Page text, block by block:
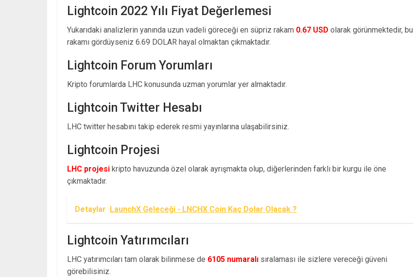
Lightcoin 2022 Yılı Fiyat Değerlemesi
Yukarıdaki analizlerin yanında uzun vadeli göreceği en süpriz rakam 0.67 USD olarak görünmektedir, bu
rakamı gördüyseniz 6.69 DOLAR hayal olmaktan çıkmaktadır.
Lightcoin Forum Yorumları
Kripto forumlarda LHC konusunda uzman yorumlar yer almaktadır.
Lightcoin Twitter Hesabı
LHC twitter hesabını takip ederek resmi yayınlarına ulaşabilirsiniz.
Lightcoin Projesi
LHC projesi kripto havuzunda özel olarak ayrışmakta olup, diğerlerinden farklı bir kurgu ile öne
çıkmaktadır.
Detaylar LaunchX Geleceği - LNCHX Coin Kaç Dolar Olacak ?
Lightcoin Yatırımcıları
LHC yatırımcıları tam olarak bilinmese de 6105 numaralı sıralaması ile sizlere vereceği güveni
görebilisiniz.